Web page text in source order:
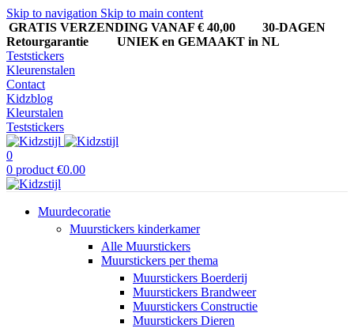
Skip to navigation Skip to main content
GRATIS VERZENDING VANAF € 40,00
30-DAGEN
Retourgarantie UNIEK en GEMAAKT in NL
Teststickers
Kleurenstalen
Contact
Kidzblog
Kleurstalen
Teststickers
0
0 product €0.00
Muurdecoratie
Muurstickers kinderkamer
Alle Muurstickers
Muurstickers per thema
Muurstickers Boerderij
Muurstickers Brandweer
Muurstickers Constructie
Muurstickers Dieren